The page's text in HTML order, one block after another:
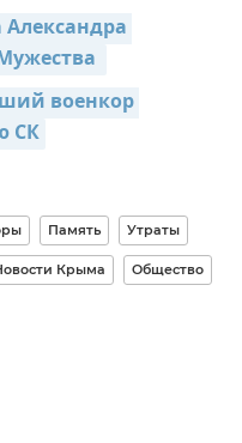
военкор
СК
Память Утраты
Крыма Общество